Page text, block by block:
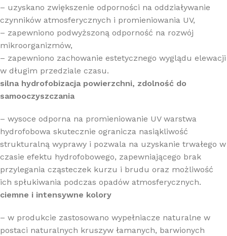
– uzyskano zwiększenie odporności na oddziaływanie
czynników atmosferycznych i promieniowania UV,
– zapewniono podwyższoną odporność na rozwój
mikroorganizmów,
– zapewniono zachowanie estetycznego wyglądu elewacji
w długim przedziale czasu.
silna hydrofobizacja powierzchni, zdolność do
samooczyszczania
– wysoce odporna na promieniowanie UV warstwa
hydrofobowa skutecznie ogranicza nasiąkliwość
strukturalną wyprawy i pozwala na uzyskanie trwałego w
czasie efektu hydrofobowego, zapewniającego brak
przylegania cząsteczek kurzu i brudu oraz możliwość
ich spłukiwania podczas opadów atmosferycznych.
ciemne i intensywne kolory
– w produkcie zastosowano wypełniacze naturalne w
postaci naturalnych kruszyw łamanych, barwionych